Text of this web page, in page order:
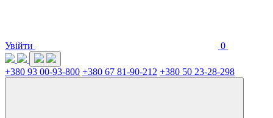
Увійти 0
+380 93 00-93-800 +380 67 81-90-212 +380 50 23-28-298